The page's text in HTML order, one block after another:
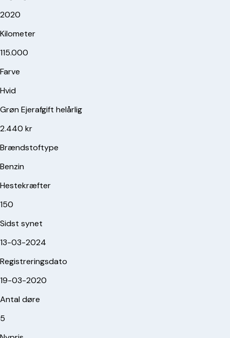
2020
Kilometer
115.000
Farve
Hvid
Grøn Ejerafgift helårlig
2.440 kr
Brændstoftype
Benzin
Hestekræfter
150
Sidst synet
13-03-2024
Registreringsdato
19-03-2020
Antal døre
5